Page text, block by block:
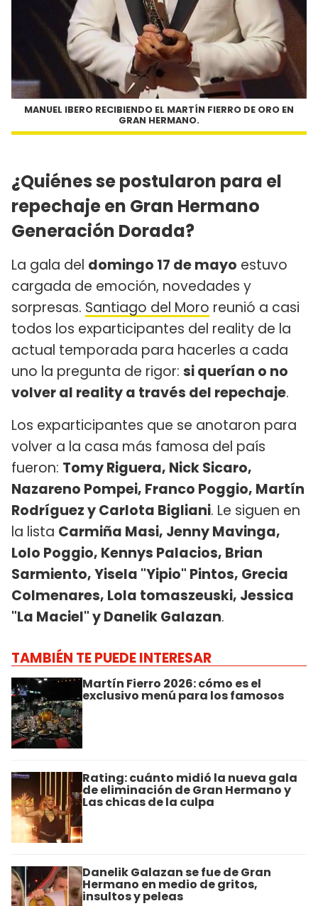
MANUEL IBERO RECIBIENDO EL MARTÍN FIERRO DE ORO EN
GRAN HERMANO.
¿Quiénes se postularon para el
repechaje en Gran Hermano
Generación Dorada?
La gala del domingo 17 de mayo estuvo
cargada de emoción, novedades y
sorpresas. Santiago del Moro reunió a casi
todos los exparticipantes del reality de la
actual temporada para hacerles a cada
uno la pregunta de rigor: si querían o no
volver al reality a través del repechaje.
Los exparticipantes que se anotaron para
volver a la casa más famosa del país
fueron: Tomy Riguera, Nick Sicaro,
Nazareno Pompei, Franco Poggio, Martín
Rodríguez y Carlota Bigliani. Le siguen en
la lista Carmiña Masi, Jenny Mavinga,
Lolo Poggio, Kennys Palacios, Brian
Sarmiento, Yisela "Yipio" Pintos, Grecia
Colmenares, Lola tomaszeuski, Jessica
"La Maciel" y Danelik Galazan.
TAMBIÉN TE PUEDE INTERESAR
Martín Fierro 2026: cómo es el
exclusivo menú para los famosos
Rating: cuánto midió la nueva gala
de eliminación de Gran Hermano y
Las chicas de la culpa
Danelik Galazan se fue de Gran
Hermano en medio de gritos,
insultos y peleas